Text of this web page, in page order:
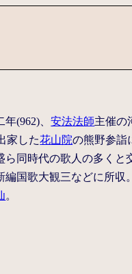
年(962)、安法法師主催の
家した花山院の熊野参詣
ら同時代の歌人の多く
編国歌大観三などに所
。